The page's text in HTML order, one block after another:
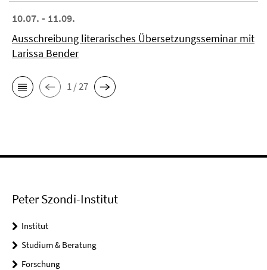
10.07. - 11.09.
Ausschreibung literarisches Übersetzungsseminar mit
Larissa Bender
1 / 27
Peter Szondi-Institut
Institut
Studium & Beratung
Forschung